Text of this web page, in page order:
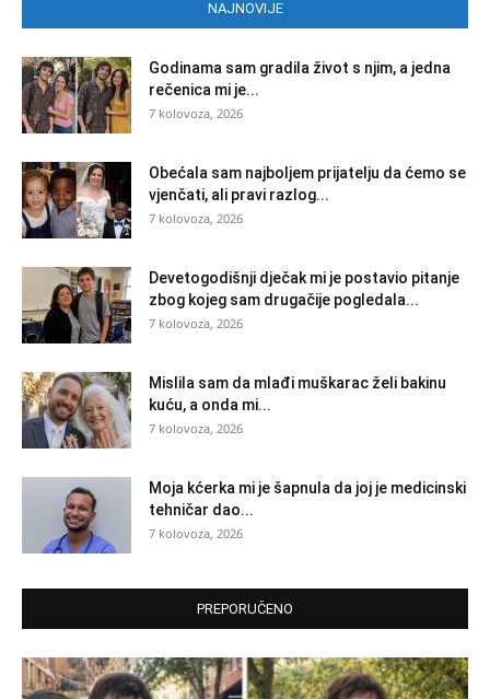
NAJNOVIJE
Godinama sam gradila život s njim, a jedna
rečenica mi je...
7 kolovoza, 2026
Obećala sam najboljem prijatelju da ćemo se
vjenčati, ali pravi razlog...
7 kolovoza, 2026
Devetogodišnji dječak mi je postavio pitanje
zbog kojeg sam drugačije pogledala...
7 kolovoza, 2026
Mislila sam da mlađi muškarac želi bakinu
kuću, a onda mi...
7 kolovoza, 2026
Moja kćerka mi je šapnula da joj je medicinski
tehničar dao...
7 kolovoza, 2026
PREPORUČENO